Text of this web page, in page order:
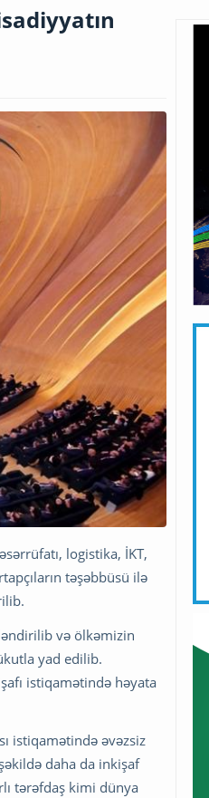
logistika, İKT,
təşəbbüsü ilə
və ölkəmizin
yad edilib.
istiqamətində həyata
istiqamətində əvəzsiz
daha da inkişaf
tərəfdaş kimi dünya